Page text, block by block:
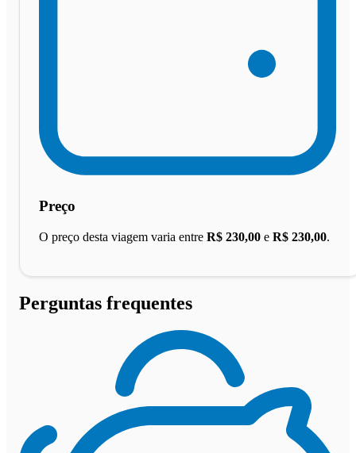
Preço
O preço desta viagem varia entre R$ 230,00 e R$ 230,00.
Perguntas frequentes